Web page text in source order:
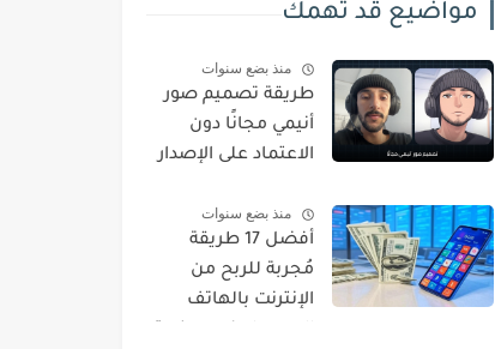
مواضيع قد تهمك
منذ بضع سنوات
طريقة تصميم صور
أنيمي مجانًا دون
الاعتماد على الإصدار
ChatGPT
منذ بضع سنوات
أفضل 17 طريقة
مُجربة للربح من
الإنترنت بالهاتف